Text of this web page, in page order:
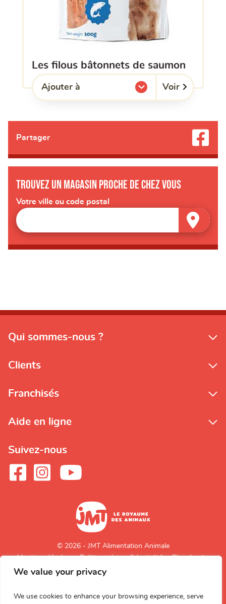
We value your privacy
We use cookies to enhance your browsing experience, serve
les filous bâtonnets de saumon
Ajouter à
l'une de mes listes. Voir
Partager
Trouvez un magasin proche de chez vous
Votre ville ou code postal
Qui sommes-nous ?
Clients
Franchisés
Aide en ligne
Suivez-nous
© 2026 - JMT Alimentation Animale
Mentions légales
Politique de confidentialité Plan du site